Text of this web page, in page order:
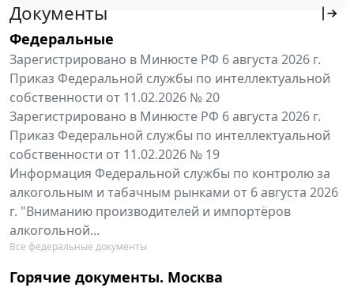
Документы
Федеральные
Зарегистрировано в Минюсте РФ 6 августа 2026 г.
Приказ Федеральной службы по интеллектуальной
собственности от 11.02.2026 № 20
Зарегистрировано в Минюсте РФ 6 августа 2026 г.
Приказ Федеральной службы по интеллектуальной
собственности от 11.02.2026 № 19
Информация Федеральной службы по контролю за
алкогольным и табачным рынками от 6 августа 2026
г. "Вниманию производителей и импортёров
алкогольной...
Все федеральные документы
Горячие документы. Москва